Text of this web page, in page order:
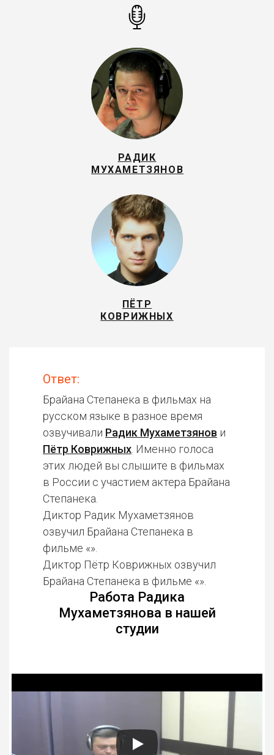
РАДИК
МУХАМЕТЗЯНОВ
ПЁТР
КОВРИЖНЫХ
Ответ:
Брайана Степанека в фильмах на
русском языке в разное время
озвучивали Радик Мухаметзянов и
Пётр Коврижных . Именно голоса
этих людей вы слышите в фильмах
в России с участием актера Брайана
Степанека.
Диктор Радик Мухаметзянов
озвучил Брайана Степанека в
фильме «».
Диктор Пётр Коврижных озвучил
Брайана Степанека в фильме «».
Работа Радика
Мухаметзянова в нашей
студии